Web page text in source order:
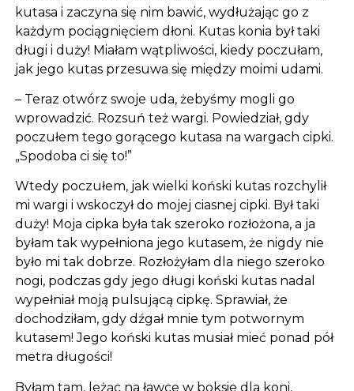
kutasa i zaczyna się nim bawić, wydłużając go z
każdym pociągnięciem dłoni. Kutas konia był taki
długi i duży! Miałam wątpliwości, kiedy poczułam,
jak jego kutas przesuwa się między moimi udami.
– Teraz otwórz swoje uda, żebyśmy mogli go
wprowadzić. Rozsuń też wargi. Powiedział, gdy
poczułem tego gorącego kutasa na wargach cipki.
„Spodoba ci się to!”
Wtedy poczułem, jak wielki koński kutas rozchylił
mi wargi i wskoczył do mojej ciasnej cipki. Był taki
duży! Moja cipka była tak szeroko rozłożona, a ja
byłam tak wypełniona jego kutasem, że nigdy nie
było mi tak dobrze. Rozłożyłam dla niego szeroko
nogi, podczas gdy jego długi koński kutas nadal
wypełniał moją pulsującą cipkę. Sprawiał, że
dochodziłam, gdy dźgał mnie tym potwornym
kutasem! Jego koński kutas musiał mieć ponad pół
metra długości!
Byłam tam, leżąc na ławce w boksie dla koni,